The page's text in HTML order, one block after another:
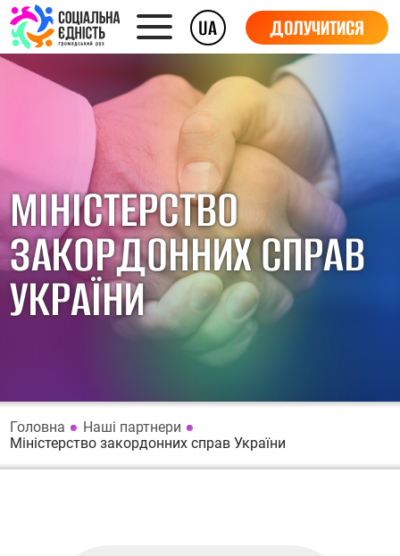
UA ДОЛУЧИТИСЯ
МІНІСТЕРСТВО
ЗАКОРДОННИХ СПРАВ
УКРАЇНИ
Головна
Наші партнери
Міністерство закордонних справ України